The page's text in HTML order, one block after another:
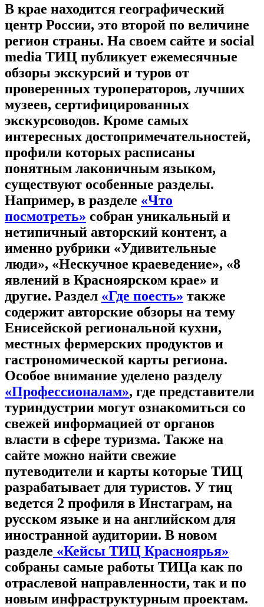
В крае находится географический
центр России, это второй по величине
регион страны. На своем сайте и social
media ТИЦ публикует ежемесячные
обзоры экскурсий и туров от
проверенных туроператоров, лучших
музеев, сертифицированных
экскурсоводов. Кроме самых
интересных достопримечательностей,
профили которых расписаны
понятным лаконичным языком,
существуют особенные разделы.
Например, в разделе «Что
посмотреть» собран уникальный и
нетипичный авторский контент, а
именно рубрики «Удивительные
люди», «Нескучное краеведение», «8
явлений в Красноярском крае» и
другие. Раздел «Где поесть» также
содержит авторские обзоры на тему
Енисейской региональной кухни,
местных фермерских продуктов и
гастрономической карты региона.
Особое внимание уделено разделу
«Профессионалам», где представители
туриндустрии могут ознакомиться со
свежей информацией от органов
власти в сфере туризма. Также на
сайте можно найти свежие
путеводители и карты которые ТИЦ
разрабатывает для туристов. У тиц
ведется 2 профиля в Инстаграм, на
русском языке и на английском для
иностранной аудитории. В новом
разделе «Кейсы ТИЦ Красноярья»
собраны самые работы ТИЦа как по
отраслевой направленности, так и по
новым инфраструктурным проектам.